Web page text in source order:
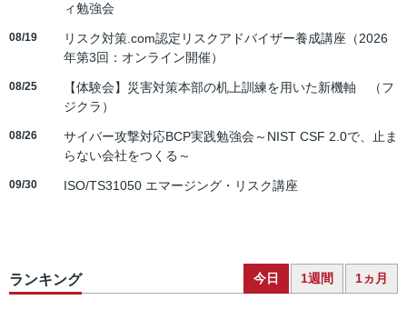
ィ勉強会
08/19
リスク対策.com認定リスクアドバイザー養成講座（2026
年第3回：オンライン開催）
08/25
【体験会】災害対策本部の机上訓練を用いた新機軸 （フ
ジクラ）
08/26
サイバー攻撃対応BCP実践勉強会～NIST CSF 2.0で、止ま
らない会社をつくる～
09/30 ISO/TS31050 エマージング・リスク講座
ランキング 今日 1週間 1ヵ月